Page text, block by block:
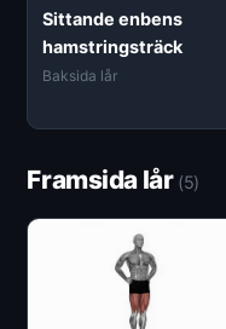
Sittande enbens
hamstringsträck
Baksida lår
Framsida lår (5)